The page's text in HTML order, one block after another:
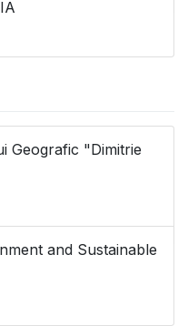
Geografic "Dimitrie
and Sustainable